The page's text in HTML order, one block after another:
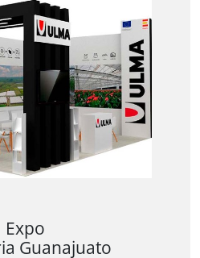
Expo
Guanajuato